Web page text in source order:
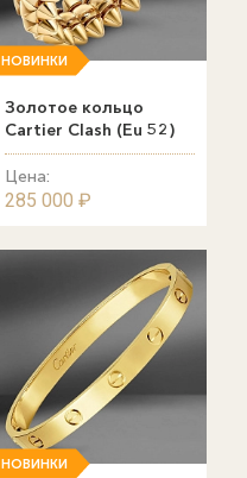
НОВИНКИ
Золотое кольцо
Cartier Clash (Eu 52)
Цена:
285 000 ₽
НОВИНКИ